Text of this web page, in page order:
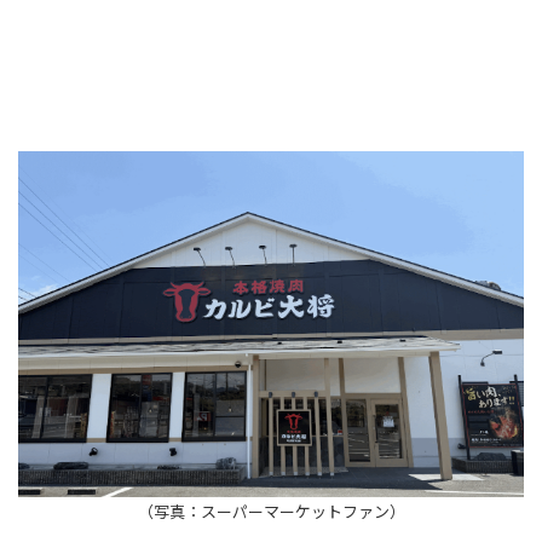
（写真：スーパーマーケットファン）